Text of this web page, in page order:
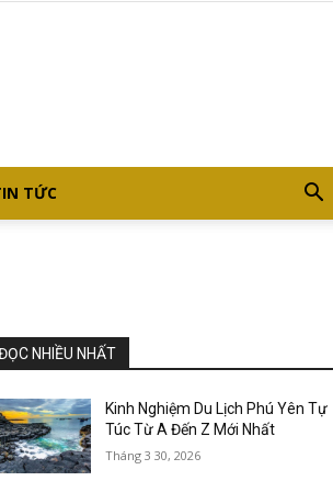
TỨC
NHIỀU NHẤT
Kinh Nghiệm Du Lịch Phú Yên Tự
Túc Từ A Đến Z Mới Nhất
Tháng 3 30, 2026